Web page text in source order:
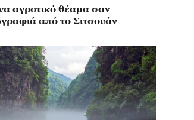
αγροτικό θέαμα σαν
από το Σιτσουάν